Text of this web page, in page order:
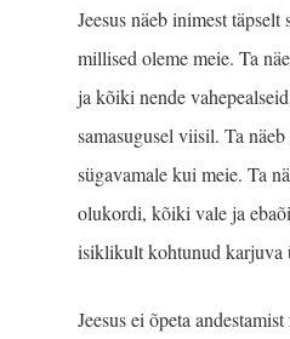
Jeesus näeb inimest
millised oleme meie. Ta
ja kõiki nende
samasugusel viisil. Ta
sügavamale kui meie. Ta
olukordi, kõiki vale ja
isiklikult kohtunud karjuva
Jeesus ei õpeta